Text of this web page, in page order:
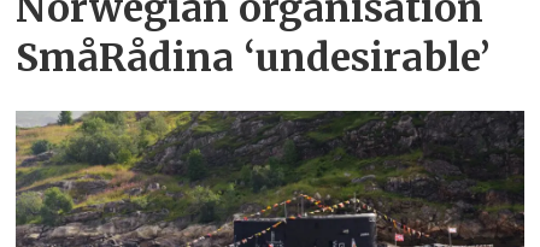
SmåRådina ‘undesirable’